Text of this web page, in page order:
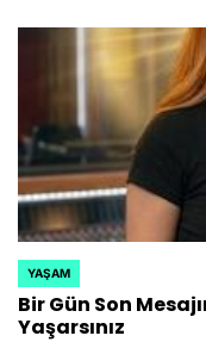
POSTED
IN
YAŞAM
Bir Gün Son
Yaşarsınız